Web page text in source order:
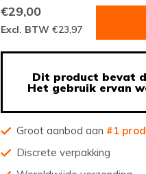
€29,00
Excl. BTW €23,97
Dit product bevat
Het gebruik ervan
Groot aanbod aan #1
Discrete verpakking